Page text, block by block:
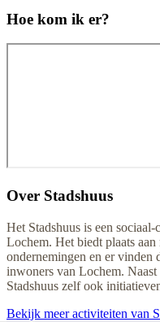
Hoe kom ik er?
Over Stadshuus
Het Stadshuus is een
Lochem. Het biedt plaats
ondernemingen en er vinden
inwoners van Lochem. Naast
Stadshuus zelf ook
Bekijk meer activiteiten van